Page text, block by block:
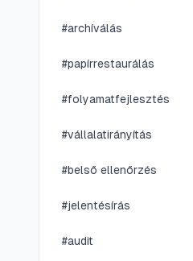
#archíválás
#papírrestaurálás
#folyamatfejlesztés
#vállalatirányítás
#belső ellenőrzés
#jelentésírás
#audit